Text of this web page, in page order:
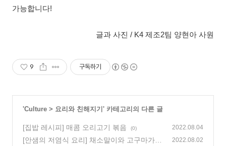
가능합니다!
글과 사진 / K4 제조2팀 양현아 사원
9 구독하기
'Culture > 요리와 친해지기 ' 카테고리의 다른 글
[집밥 레시피] 매콤 오리고기 볶음 (0) 2022.08.04
[안샘의 저염식 요리] 채소말이와 고구마가지
2022.08.02